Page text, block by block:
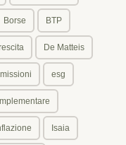
Borse BTP
De Matteis
esg
Isaia